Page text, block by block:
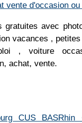
vente d'occasion
gratuites avec
vacances ,
, voiture
achat, vente.
CUS BASRhin